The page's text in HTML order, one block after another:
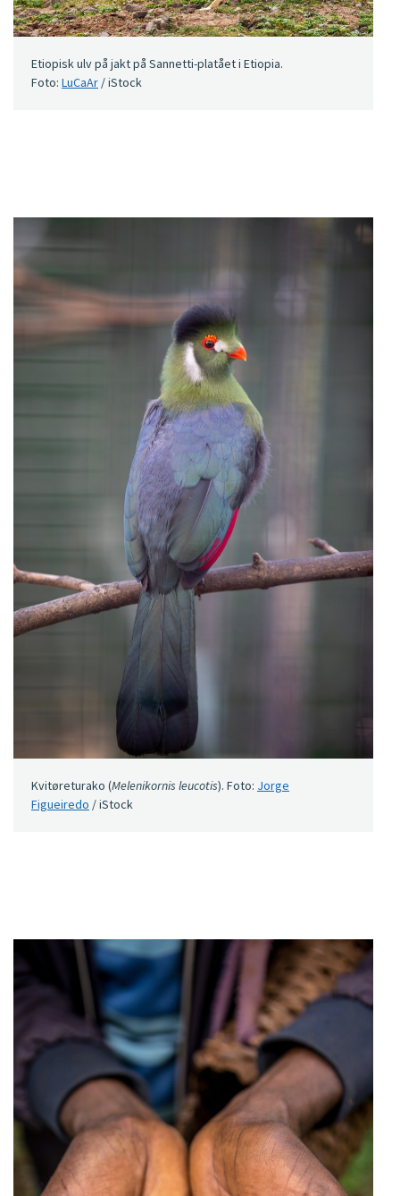
Etiopisk ulv på jakt på Sannetti-platået i Etiopia.
Foto: LuCaAr / iStock
Kvitøreturako (Melenikornis leucotis). Foto: Jorge
Figueiredo / iStock